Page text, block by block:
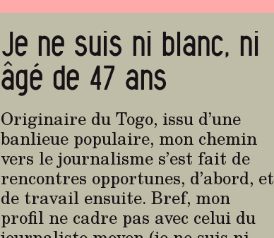
Je ne suis ni blanc, ni
âgé de 47 ans
Originaire du Togo, issu d’une
banlieue populaire, mon chemin
vers le journalisme s’est fait de
rencontres opportunes, d’abord, et
de travail ensuite. Bref, mon
profil ne cadre pas avec celui du